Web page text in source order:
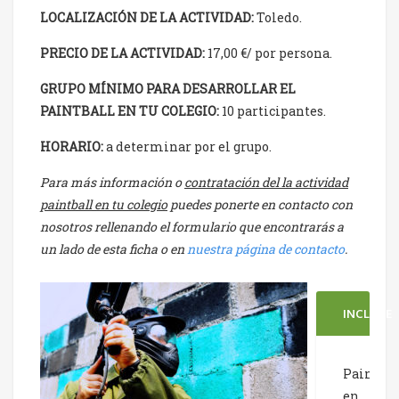
LOCALIZACIÓN DE LA ACTIVIDAD:Toledo.
PRECIO DE LA ACTIVIDAD: 17,00 €/ por persona.
GRUPO MÍNIMO PARA DESARROLLAR EL
PAINTBALL EN TU COLEGIO: 10 participantes.
HORARIO:a determinar por el grupo.
Para más información ocontratación del la actividad
paintball en tu colegiopuedes ponerte en contacto con
nosotros rellenando el formulario que encontrarás a
un lado de esta ficha o ennuestra página de contacto.
INCLUYE